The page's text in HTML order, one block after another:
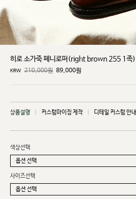
히로 소가죽 페니로퍼(right brown 255 1족)
KRW 210,000원 89,000원
상품설명 커스텀마이징 제작 디테일 커스텀 안내
색상선택
사이즈선택